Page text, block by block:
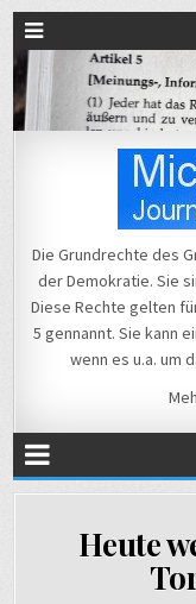
Michael Voß
Die Grundrechte des
der Demokratie. Sie
Diese Rechte gelten
5 gennannt. Sie kann
wenn es u.a. um
Heute